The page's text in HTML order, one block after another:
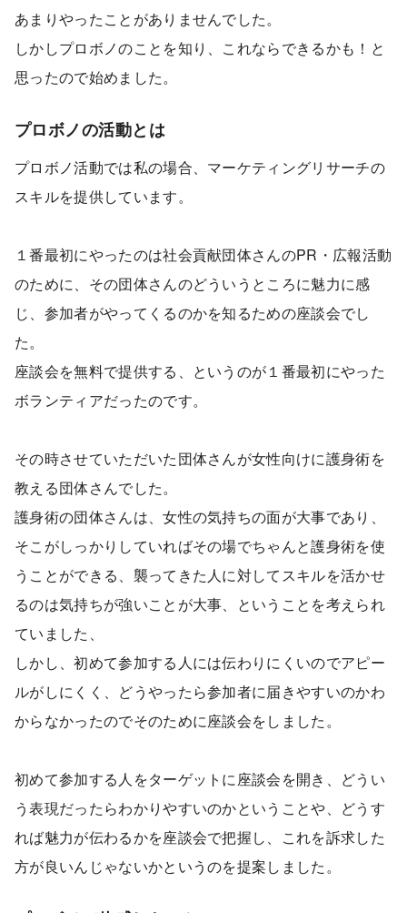
あまりやったことがありませんでした。
しかしプロボノのことを知り、これならできるかも！と
思ったので始めました。
プロボノの活動とは
プロボノ活動では私の場合、マーケティングリサーチの
スキルを提供しています。
１番最初にやったのは社会貢献団体さんのPR・広報活動
のために、その団体さんのどういうところに魅力に感
じ、参加者がやってくるのかを知るための座談会でし
た。
座談会を無料で提供する、というのが１番最初にやった
ボランティアだったのです。
その時させていただいた団体さんが女性向けに護身術を
教える団体さんでした。
護身術の団体さんは、女性の気持ちの面が大事であり、
そこがしっかりしていればその場でちゃんと護身術を使
うことができる、襲ってきた人に対してスキルを活かせ
るのは気持ちが強いことが大事、ということを考えられ
ていました、
しかし、初めて参加する人には伝わりにくいのでアピー
ルがしにくく、どうやったら参加者に届きやすいのかわ
からなかったのでそのために座談会をしました。
初めて参加する人をターゲットに座談会を開き、どうい
う表現だったらわかりやすいのかということや、どうす
れば魅力が伝わるかを座談会で把握し、これを訴求した
方が良いんじゃないかというのを提案しました。